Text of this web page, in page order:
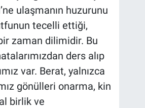
ulaşmanın huzurunu
tecelli ettiği,
zaman dilimidir. Bu
ders alıp
var. Berat, yalnızca
gönülleri onarma, kin
birlik ve